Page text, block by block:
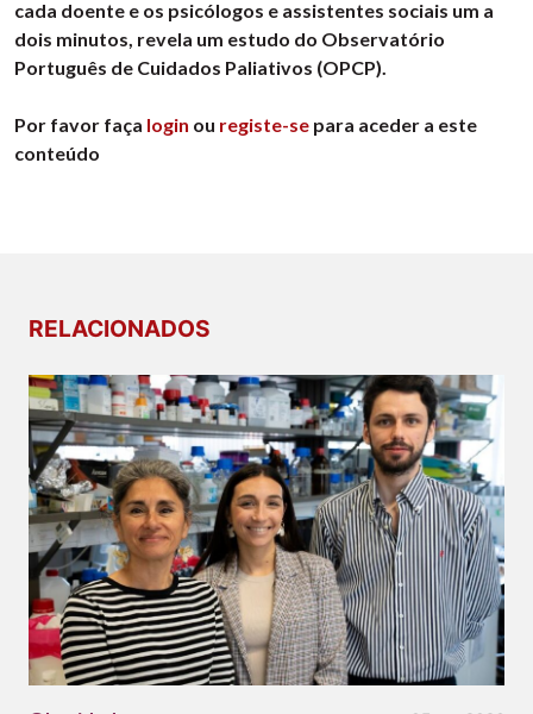
cada doente e os psicólogos e assistentes sociais um a
dois minutos, revela um estudo do Observatório
Português de Cuidados Paliativos (OPCP).
Por favor faça login ou registe-se para aceder a este
conteúdo
RELACIONADOS